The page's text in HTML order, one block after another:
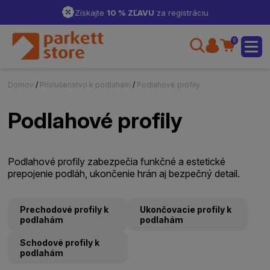
Získajte 10 % ZĽAVU za registráciu
0
Domov / Príslušenstvo k podlahám / Podlahové profily
Podlahové profily
Podlahové profily zabezpečia funkčné a estetické
prepojenie podláh, ukončenie hrán aj bezpečný detail.
Prechodové profily k
podlahám
Ukončovacie profily k
podlahám
Schodové profily k
podlahám